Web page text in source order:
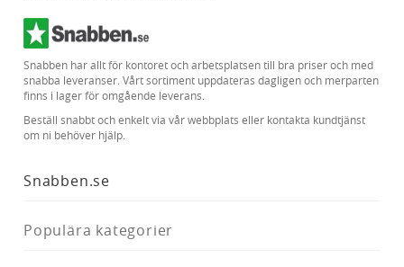
Snabben har allt för kontoret och arbetsplatsen till bra priser och med
snabba leveranser. Vårt sortiment uppdateras dagligen och merparten
finns i lager för omgående leverans.
Beställ snabbt och enkelt via vår webbplats eller kontakta kundtjänst
om ni behöver hjälp.
Snabben.se
Populära kategorier